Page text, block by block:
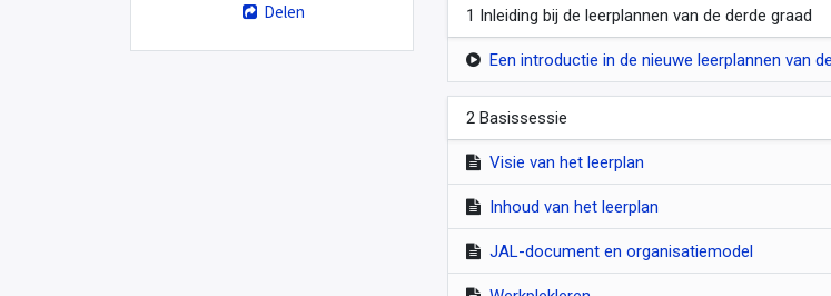
Delen 1 Inleiding bij de leerplannen van de derde graad
Een introductie in de nieuwe leerplannen van
2 Basissessie
Visie van het leerplan
Inhoud van het leerplan
JAL-document en organisatiemodel